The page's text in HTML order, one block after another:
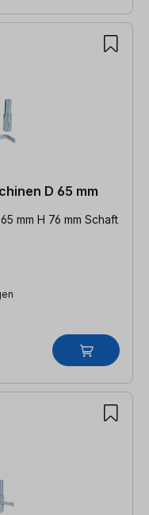
D 65 mm
mm H 76 mm Schaft